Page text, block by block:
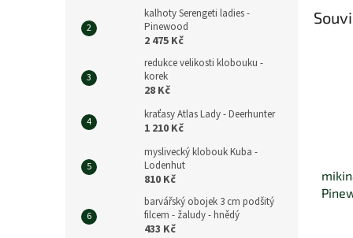
kalhoty Serengeti ladies -
Pinewood
2 475 Kč
redukce velikosti klobouku -
korek
28 Kč
kraťasy Atlas Lady - Deerhunter
1 210 Kč
myslivecký klobouk Kuba -
Lodenhut
810 Kč
barvářský obojek 3 cm podšitý
filcem - žaludy - hnědý
433 Kč